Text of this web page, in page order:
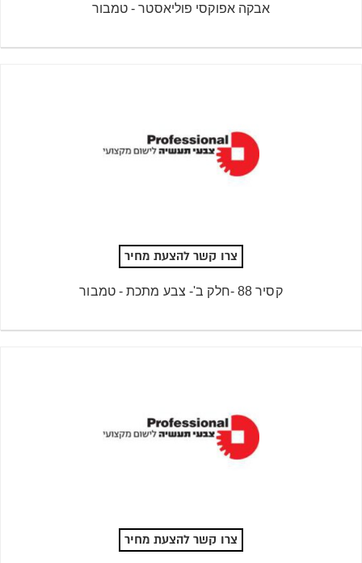
אבקה אפוקסי פוליאסטר - טמבור
צרו קשר להצעת מחיר
קסיר 88 -חלק ב'- צבע מתכת - טמבור
צרו קשר להצעת מחיר